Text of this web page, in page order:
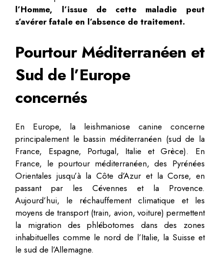
l’Homme, l’issue de cette maladie peut
s’avérer fatale en l’absence de traitement.
Pourtour Méditerranéen et
Sud de l’Europe
concernés
En Europe, la leishmaniose canine concerne
principalement le bassin méditerranéen (sud de la
France, Espagne, Portugal, Italie et Grèce). En
France, le pourtour méditerranéen, des Pyrénées
Orientales jusqu’à la Côte d’Azur et la Corse, en
passant par les Cévennes et la Provence.
Aujourd’hui, le réchauffement climatique et les
moyens de transport (train, avion, voiture) permettent
la migration des phlébotomes dans des zones
inhabituelles comme le nord de l’Italie, la Suisse et
le sud de l’Allemagne.